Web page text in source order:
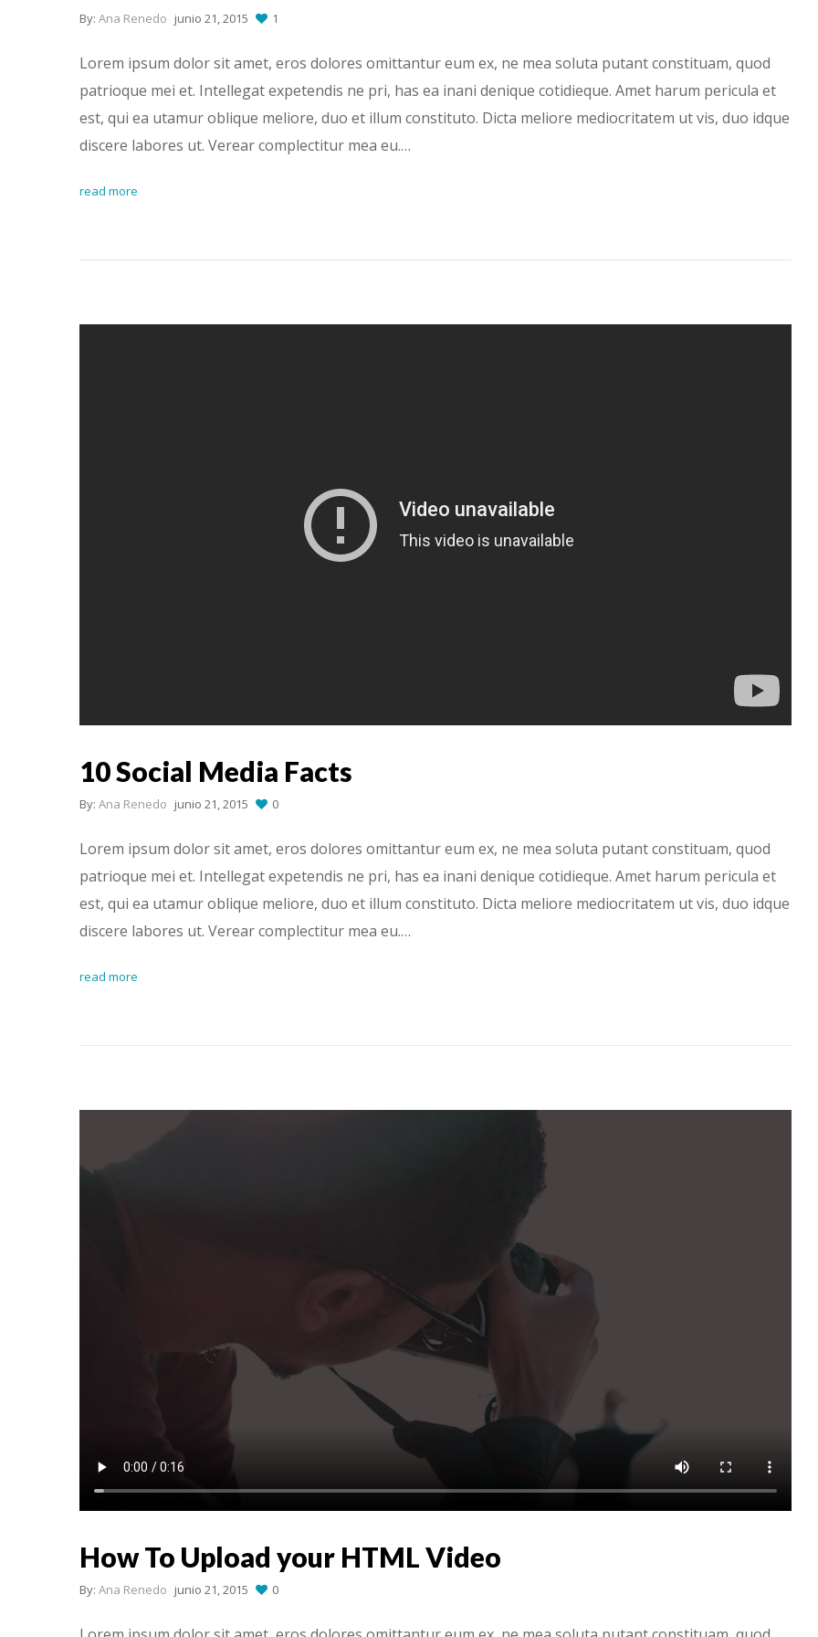
By: Ana Renedo junio 21, 2015 1
Lorem ipsum dolor sit amet, eros dolores omittantur eum ex, ne mea soluta putant constituam, quod
patrioque mei et. Intellegat expetendis ne pri, has ea inani denique cotidieque. Amet harum pericula et
est, qui ea utamur oblique meliore, duo et illum constituto. Dicta meliore mediocritatem ut vis, duo idque
discere labores ut. Verear complectitur mea eu.…
read more
10 Social Media Facts
By: Ana Renedo junio 21, 2015 0
Lorem ipsum dolor sit amet, eros dolores omittantur eum ex, ne mea soluta putant constituam, quod
patrioque mei et. Intellegat expetendis ne pri, has ea inani denique cotidieque. Amet harum pericula et
est, qui ea utamur oblique meliore, duo et illum constituto. Dicta meliore mediocritatem ut vis, duo idque
discere labores ut. Verear complectitur mea eu.…
read more
How To Upload your HTML Video
By: Ana Renedo junio 21, 2015 0